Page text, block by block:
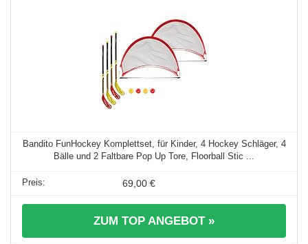
Bandito FunHockey Komplettset, für Kinder, 4 Hockey Schläger, 4
Bälle und 2 Faltbare Pop Up Tore, Floorball Stic ...
69,00 €
ZUM TOP ANGEBOT »